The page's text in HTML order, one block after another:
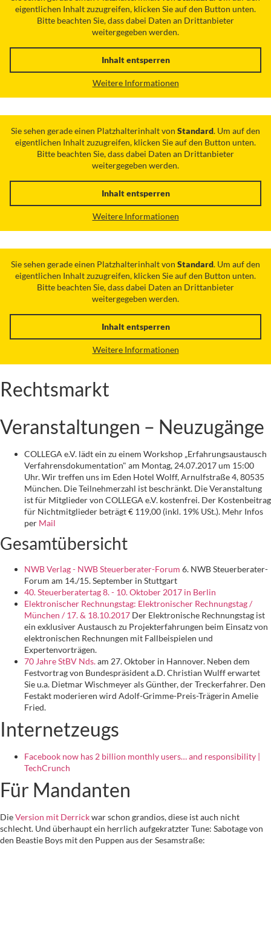
eigentlichen Inhalt zuzugreifen, klicken Sie auf den Button unten.
Bitte beachten Sie, dass dabei Daten an Drittanbieter
weitergegeben werden.
Inhalt entsperren
Weitere Informationen
Sie sehen gerade einen Platzhalterinhalt von Standard. Um auf den
eigentlichen Inhalt zuzugreifen, klicken Sie auf den Button unten.
Bitte beachten Sie, dass dabei Daten an Drittanbieter
weitergegeben werden.
Inhalt entsperren
Weitere Informationen
Sie sehen gerade einen Platzhalterinhalt von Standard. Um auf den
eigentlichen Inhalt zuzugreifen, klicken Sie auf den Button unten.
Bitte beachten Sie, dass dabei Daten an Drittanbieter
weitergegeben werden.
Inhalt entsperren
Weitere Informationen
Rechtsmarkt
Veranstaltungen – Neuzugänge
COLLEGA e.V. lädt ein zu einem Workshop „Erfahrungsaustausch
Verfahrensdokumentation" am Montag, 24.07.2017 um 15:00
Uhr. Wir treffen uns im Eden Hotel Wolff, Arnulfstraße 4, 80535
München. Die Teilnehmerzahl ist beschränkt. Die Veranstaltung
ist für Mitglieder von COLLEGA e.V. kostenfrei. Der Kostenbeitrag
für Nichtmitglieder beträgt € 119,00 (inkl. 19% USt.). Mehr Infos
per Mail
Gesamtübersicht
NWB Verlag - NWB Steuerberater-Forum 6. NWB Steuerberater-
Forum am 14./15. September in Stuttgart
40. Steuerberatertag 8. - 10. Oktober 2017 in Berlin
Elektronischer Rechnungstag: Elektronischer Rechnungstag /
München / 17. & 18.10.2017 Der Elektronische Rechnungstag ist
ein exklusiver Austausch zu Projekterfahrungen beim Einsatz von
elektronischen Rechnungen mit Fallbeispielen und
Expertenvorträgen.
70 Jahre StBV Nds.am 27. Oktober in Hannover. Neben dem
Festvortrag von Bundespräsident a.D. Christian Wulff erwartet
Sie u.a. Dietmar Wischmeyer als Günther, der Treckerfahrer. Den
Festakt moderieren wird Adolf-Grimme-Preis-Trägerin Amelie
Fried.
Internetzeugs
Facebook now has 2 billion monthly users… and responsibility |
TechCrunch
Für Mandanten
DieVersion mit Derrickwar schon grandios, diese ist auch nicht
schlecht. Und überhaupt ein herrlich aufgekratzter Tune: Sabotage von
den Beastie Boys mit den Puppen aus der Sesamstraße: